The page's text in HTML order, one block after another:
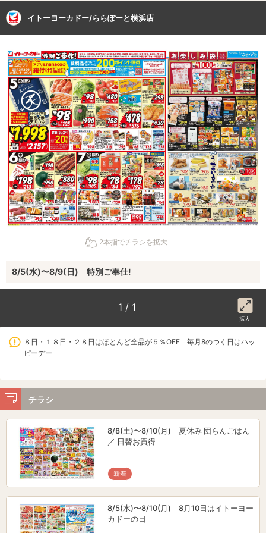
イトーヨーカドー/ららぽーと横浜店
2本指でチラシを拡大
8/5(水)〜8/9(日) 特別ご奉仕!
1 / 1
拡大
８日・１８日・２８日はほとんど全品が５％OFF 毎月8のつく日はハッ
ピーデー
チラシ
8/8(土)〜8/10(月) 夏休み 団らんごはん
／ 日替お買得
新着
8/5(水)〜8/10(月) 8月10日はイトーヨー
カドーの日